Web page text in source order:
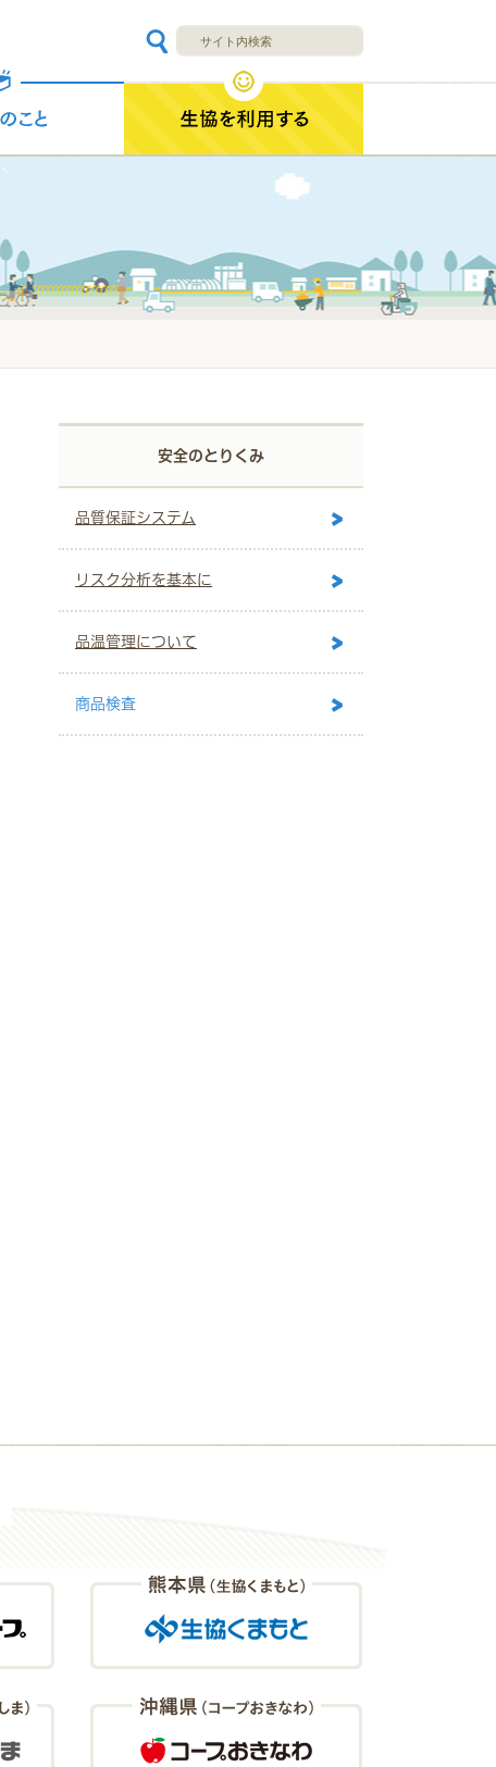
安全のとりくみ
品質保証システム
リスク分析を基本に
品温管理について
商品検査